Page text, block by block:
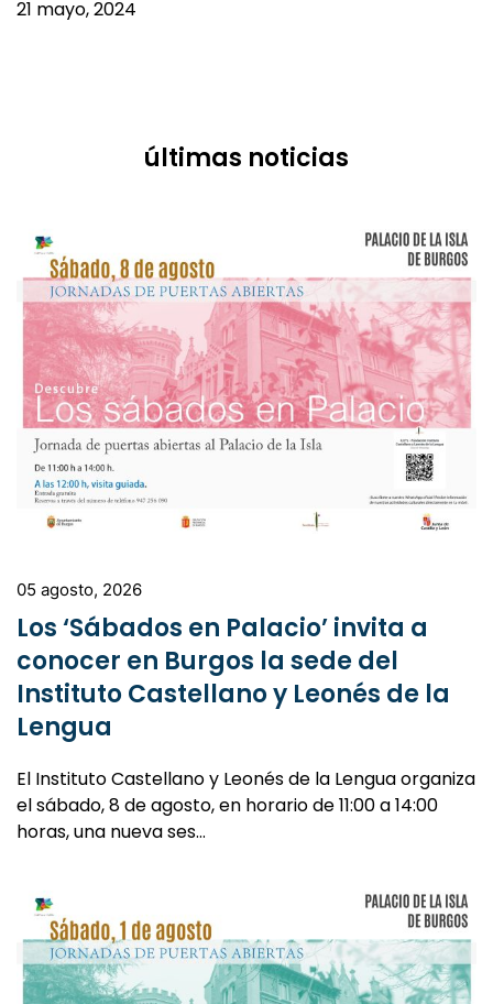
Los ‘Sábados en Palacio’ invita a
conocer en Burgos la sede del
Instituto Castellano y Leonés de la
Lengua
El Instituto Castellano y Leonés de la Lengua organiza
el sábado, 8 de agosto, en horario de 11:00 a 14:00
horas, una nueva ses…